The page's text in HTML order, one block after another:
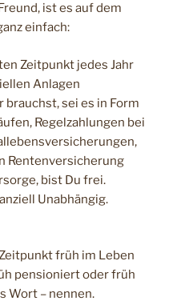
ist es auf dem
einfach:
Zeitpunkt jedes Jahr
Anlagen
brauchst, sei es in Form
Regelzahlungen bei
Rentenversicherung
bist Du frei.
Unabhängig.
früh im Leben
pensioniert oder früh
Wort – nennen.